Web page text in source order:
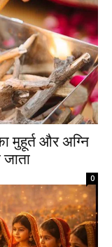
मुहूर्त और अग्नि
0